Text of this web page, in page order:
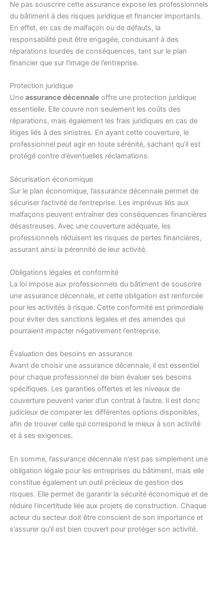
Ne pas souscrire cette assurance expose les professionnels
du bâtiment à des risques juridique et financier importants.
En effet, en cas de malfaçon ou de défauts, la
responsabilité peut être engagée, conduisant à des
réparations lourdes de conséquences, tant sur le plan
financier que sur l’image de l’entreprise.
Protection juridique
Une assurance décennale offre une protection juridique
essentielle. Elle couvre non seulement les coûts des
réparations, mais également les frais juridiques en cas de
litiges liés à des sinistres. En ayant cette couverture, le
professionnel peut agir en toute sérénité, sachant qu’il est
protégé contre d’éventuelles réclamations.
Sécurisation économique
Sur le plan économique, l’assurance décennale permet de
sécuriser l’activité de l’entreprise. Les imprévus liés aux
malfaçons peuvent entraîner des conséquences financières
désastreuses. Avec une couverture adéquate, les
professionnels réduisent les risques de pertes financières,
assurant ainsi la pérennité de leur activité.
Obligations légales et conformité
La loi impose aux professionnels du bâtiment de souscrire
une assurance décennale, et cette obligation est renforcée
pour les activités à risque. Cette conformité est primordiale
pour éviter des sanctions legales et des amendes qui
pourraient impacter négativement l’entreprise.
Évaluation des besoins en assurance
Avant de choisir une assurance décennale, il est essentiel
pour chaque professionnel de bien évaluer ses besoins
spécifiques. Les garanties offertes et les niveaux de
couverture peuvent varier d’un contrat à l’autre. Il est donc
judicieux de comparer les différentes options disponibles,
afin de trouver celle qui correspond le mieux à son activité
et à ses exigences.
En somme, l’assurance décennale n’est pas simplement une
obligation légale pour les entreprises du bâtiment, mais elle
constitue également un outil précieux de gestion des
risques. Elle permet de garantir la sécurité économique et de
réduire l’incertitude liée aux projets de construction. Chaque
acteur du secteur doit être conscient de son importance et
s’assurer qu’il est bien couvert pour protéger son activité.